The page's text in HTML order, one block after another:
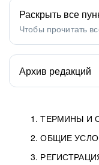
1. ТЕРМИНЫ И
2. ОБЩИЕ
3.
Раскрыть все
Чтобы прочитать
Архив редакций